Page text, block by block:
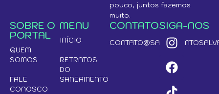
pouco, juntos fazemos
muito.
SOBRE O
PORTAL
QUEM
SOMOS
FALE
CONOSCO
MENU
INÍCIO
RETRATOS
DO
SANEAMENTO
CONTATOSIGA-NOS